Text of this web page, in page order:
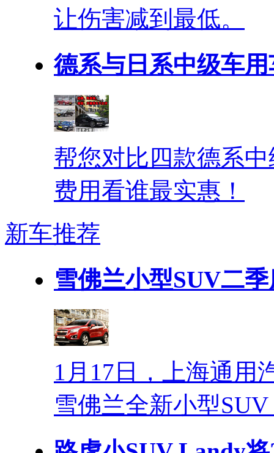
让伤害减到最低。
德系与日系中级车
帮您对比四款德系
费用看谁最实惠！
新车推荐
雪佛兰小型SUV二
1月17日，上海通用
雪佛兰全新小型